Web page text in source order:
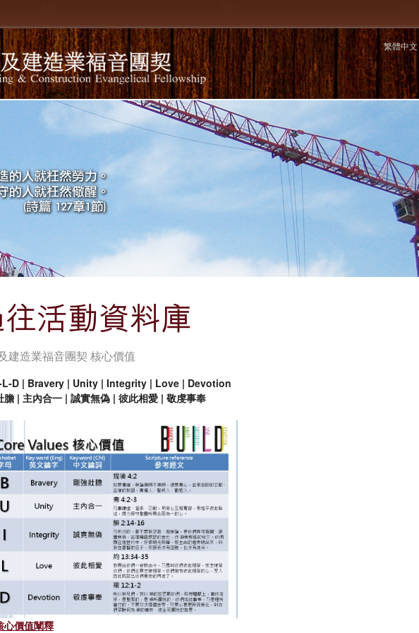
繁體中文
建造業福音團契 核心價值
L-D | Bravery | Unity | Integrity | Love | Devotion
膽 | 主內合一 | 誠實無偽 | 彼此相愛 | 敬虔事奉
心價值闡釋